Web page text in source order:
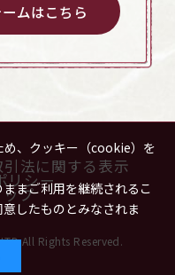
ムはこちら
法に関する表示
リシー
プ
All Rights Reserved.
め、クッキー（cookie）を
まご利用を継続されるこ
意したものとみなされま